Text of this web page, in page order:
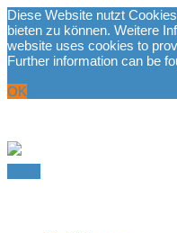
Diese Website nutzt
bieten zu können. Weitere
website uses cookies to
Further information can be
OK